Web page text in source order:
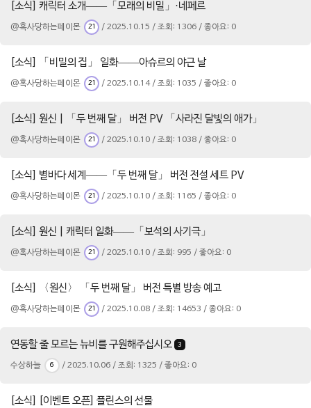
[소식] 캐릭터 소개——「모래의 비밀」·네페르
@혹사당하는페이몬 21 / 2025.10.15 / 조회: 1306 / 좋아요: 0
[소식] 「비밀의 집」 일화——아슈르의 야근 날
@혹사당하는페이몬 21 / 2025.10.14 / 조회: 1035 / 좋아요: 0
[소식] 원신 | 「두 번째 달」 버전 PV 「사라진 달빛의 애가」
@혹사당하는페이몬 21 / 2025.10.10 / 조회: 1038 / 좋아요: 0
[소식] 별바다 세계——「두 번째 달」 버전 전설 세트 PV
@혹사당하는페이몬 21 / 2025.10.10 / 조회: 1165 / 좋아요: 0
[소식] 원신 | 캐릭터 일화——「보석의 사기극」
@혹사당하는페이몬 21 / 2025.10.10 / 조회: 995 / 좋아요: 0
[소식] 〈원신〉 「두 번째 달」 버전 특별 방송 예고
@혹사당하는페이몬 21 / 2025.10.08 / 조회: 14653 / 좋아요: 0
연동할 줄 모르는 뉴비를 구원해주십시오 3
수상하늘 6 / 2025.10.06 / 조회: 1325 / 좋아요: 0
[소식] [이벤트 오픈] 플린스의 선물